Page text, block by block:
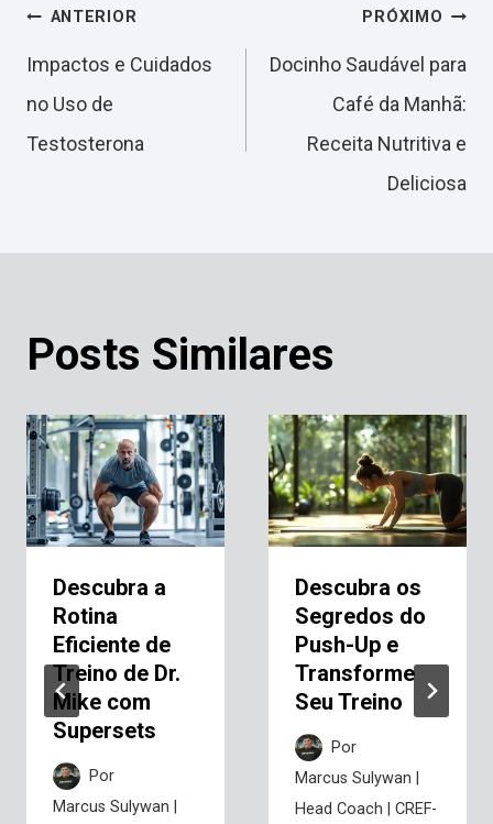
Navegação
de
Post
ANTERIOR
Impactos e Cuidados
no Uso de
Testosterona
PRÓXIMO
Docinho Saudável para
Café da Manhã:
Receita Nutritiva e
Deliciosa
Posts Similares
Descubra a
Rotina
Eficiente de
Treino de Dr.
Mike com
Supersets
Por
Marcus Sulywan |
Descubra os
Segredos do
Push-Up e
Transforme
Seu Treino
Por
Marcus Sulywan |
Head Coach | CREF-